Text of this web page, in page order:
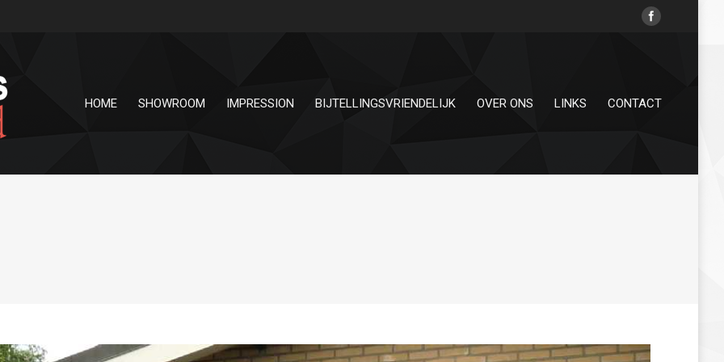
HOME SHOWROOM IMPRESSION BIJTELLINGSVRIENDELIJK OVER ONS LINKS CONTACT